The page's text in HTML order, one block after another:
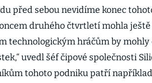
před sebou nevidíme konec
druhého čtvrtletí mohla
technologickým hráčům by
uvedl šéf čipové společnosti
tohoto podniku patří